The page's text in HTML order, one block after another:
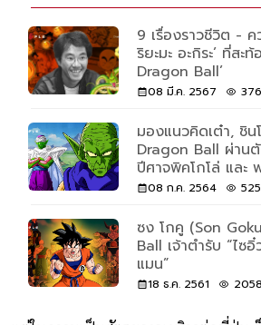
9 เรื่องราวชีวิต -
ริยะมะ อะกิระ’ ที่สะ
Dragon Ball’
08 มี.ค. 2567 376
มองแนวคิดเต๋า, ชิน
Dragon Ball ผ่าน
ปีศาจพิคโกโล่ และ พ
08 ก.ค. 2564 525
ซง โกคู (Son
Ball เจ้าตำรับ “ไซ
แมน”
18 ธ.ค. 2561 2058